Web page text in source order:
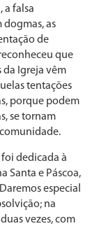
a falsa
dogmas, as
de
que
da Igreja vêm
tentações
porque podem
se tornam
dedicada à
Santa e Páscoa,
especial
na
vezes, com